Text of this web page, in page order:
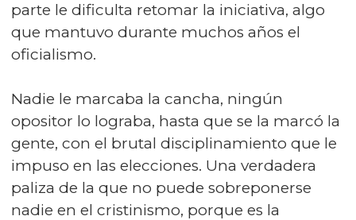
parte le dificulta retomar la iniciativa, algo
que mantuvo durante muchos años el
oficialismo.
Nadie le marcaba la cancha, ningún
opositor lo lograba, hasta que se la marcó la
gente, con el brutal disciplinamiento que le
impuso en las elecciones. Una verdadera
paliza de la que no puede sobreponerse
nadie en el cristinismo, porque es la